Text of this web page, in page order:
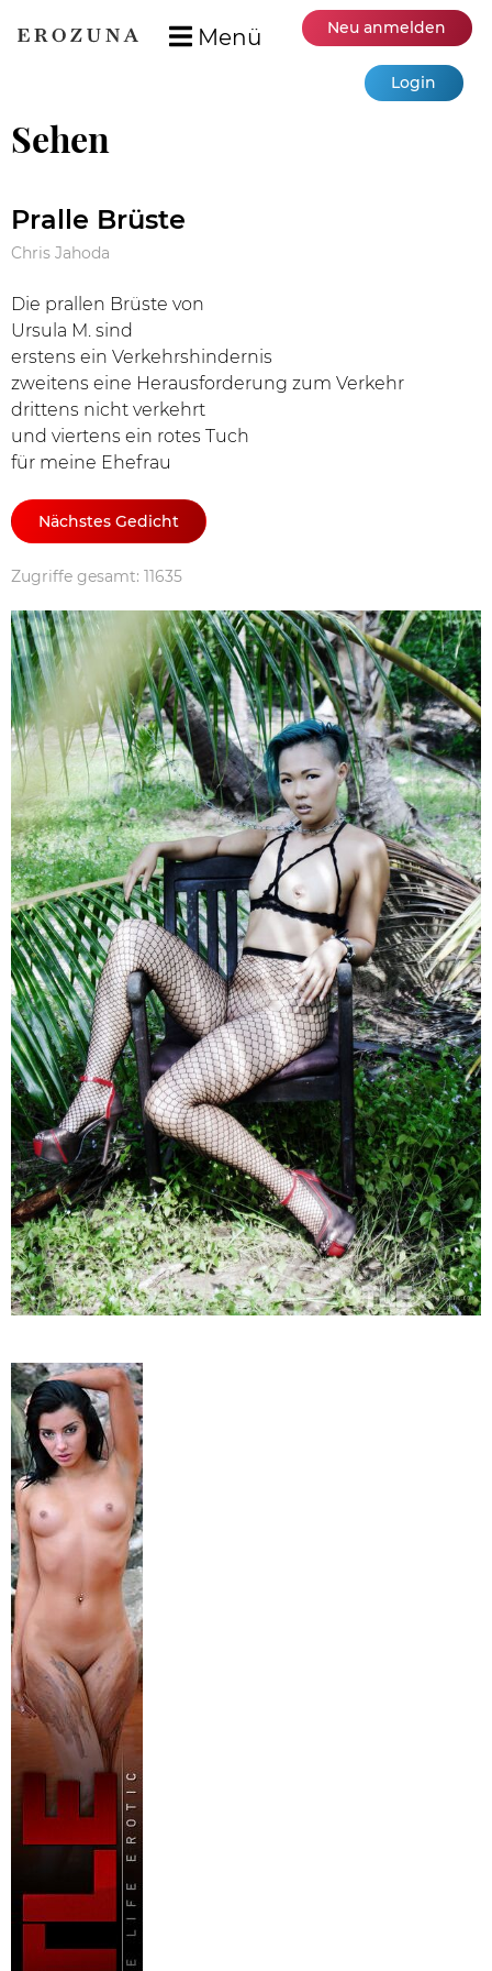
Menü Neu anmelden
Login
Sehen
Pralle Brüste
Chris Jahoda
Die prallen Brüste von
Ursula M. sind
erstens ein Verkehrshindernis
zweitens eine Herausforderung zum Verkehr
drittens nicht verkehrt
und viertens ein rotes Tuch
für meine Ehefrau
Nächstes Gedicht
Zugriffe gesamt: 11635